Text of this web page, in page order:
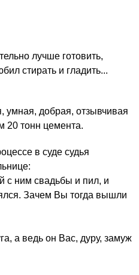
лучше готовить,
стирать и гладить...
умная, добрая, отзывчивая
20 тонн цемента.
в суде судья
ним свадьбы и пил, и
Зачем Вы тогда вышли
а ведь он Вас, дуру, замуж